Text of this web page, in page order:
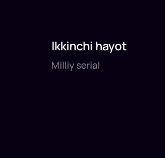
Milliy serial
daq
Ikkinchi hayot
Milliy serial